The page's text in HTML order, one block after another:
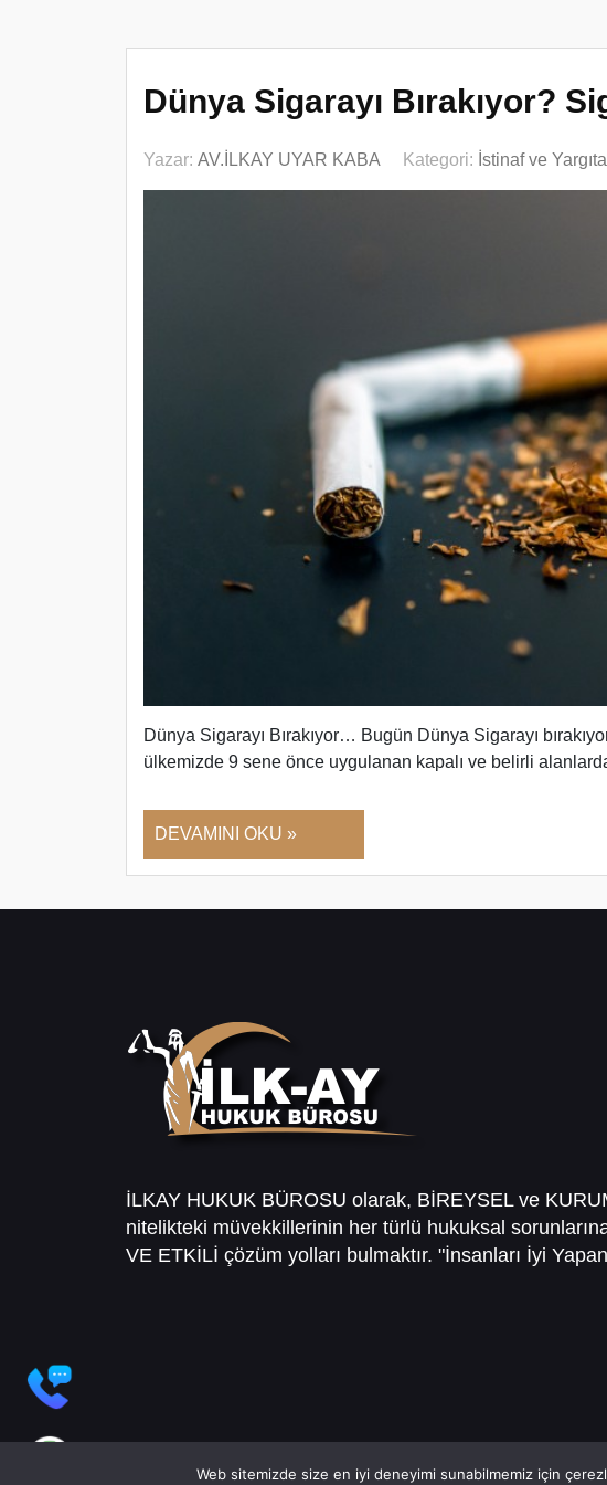
Dünya Sigarayı Bırakıyor?
Yazar: AV.İLKAY UYAR KABA Kategori: İstinaf ve
Dünya Sigarayı Bırakıyor… Bugün Dünya Sigarayı
ülkemizde 9 sene önce uygulanan kapalı ve belirli
DEVAMINI OKU »
İLKAY HUKUK BÜROSU olarak, BİREYSEL ve
nitelikteki müvekkillerinin her türlü hukuksal
VE ETKİLİ çözüm yolları bulmaktır. "İnsanları İyi
Web sitemizde size en iyi deneyimi sunabilmemiz için